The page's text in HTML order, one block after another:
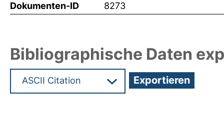
Dokumenten-ID 8273
Bibliographische Daten